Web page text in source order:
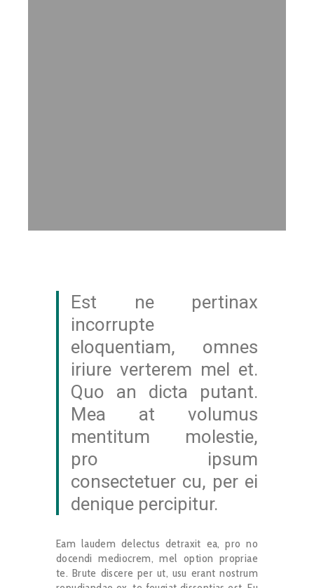
Est ne pertinax
incorrupte
eloquentiam, omnes
iriure verterem mel et.
Quo an dicta putant.
Mea at volumus
mentitum molestie,
pro ipsum
consectetuer cu, per ei
denique percipitur.
Eam laudem delectus detraxit ea, pro no
docendi mediocrem, mel option propriae
te. Brute discere per ut, usu erant nostrum